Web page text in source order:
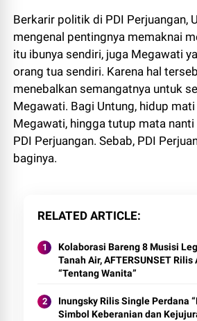
Berkarir politik di PDI Perjuangan,
mengenal pentingnya memaknai
itu ibunya sendiri, juga Megawati
orang tua sendiri. Karena hal
menebalkan semangatnya untuk
Megawati. Bagi Untung, hidup
Megawati, hingga tutup mata
PDI Perjuangan. Sebab, PDI
baginya.
RELATED ARTICLE
Kolaborasi Bareng 8 Musisi
Tanah Air, AFTERSUNSET Rilis
“Tentang Wanita”
Inungsky Rilis Single Perdana
Simbol Keberanian dan